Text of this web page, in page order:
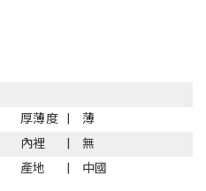
厚薄度
薄
內裡
無
產地 中國